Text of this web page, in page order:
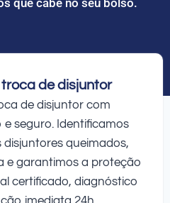
de disjuntor
de disjuntor com
seguro. Identificamos
queimados,
e garantimos a proteção
certificado, diagnóstico